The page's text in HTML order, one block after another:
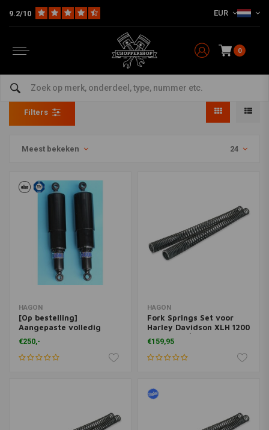
9.2/10 EUR
0
Hagon
Home Merken Hagon
Filters
Meest bekeken 24
HAGON
[Op bestelling]
Aangepaste volledig
omhulde zwarte
schokdempers
€250,-
HAGON
Fork Springs Set voor
Harley Davidson XLH 1200
Sportster / Custom
2004>
€159,95